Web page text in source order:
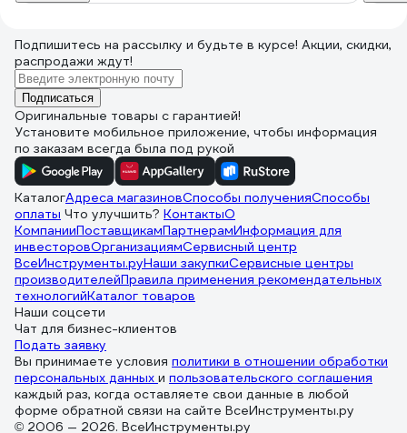
Подпишитесь на рассылку и будьте в курсе! Акции, скидки,
распродажи ждут!
Подписаться
Оригинальные товары с гарантией!
Установите мобильное приложение, чтобы информация
по заказам всегда была под рукой
КаталогАдреса магазиновСпособы полученияСпособы
оплаты Что улучшить? КонтактыО
КомпанииПоставщикамПартнерамИнформация для
инвесторовОрганизациямСервисный центр
ВсеИнструменты.руНаши закупкиСервисные центры
производителейПравила применения рекомендательных
технологийКаталог товаров
Наши соцсети
Чат для бизнес-клиентов
Подать заявку
Вы принимаете условия политики в отношении обработки
персональных данных и пользовательского соглашения
каждый раз, когда оставляете свои данные в любой
форме обратной связи на сайте ВсеИнструменты.ру
© 2006 — 2026. ВсеИнструменты.ру